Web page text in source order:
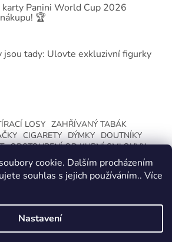
cookie. Dalším procházením
souhlas s jejich používáním.. Více
Nastavení
Panini World Cup 2026
🏆
jsou tady: Ulovte exkluzivní figurky
LOSY ZAHŘÍVANÝ TABÁK
CIGARETY DÝMKY
DOUTNÍKY
ODSTOUPENÍ OD KUPNÍ SMLOUVY
Vytvořil Shoptet